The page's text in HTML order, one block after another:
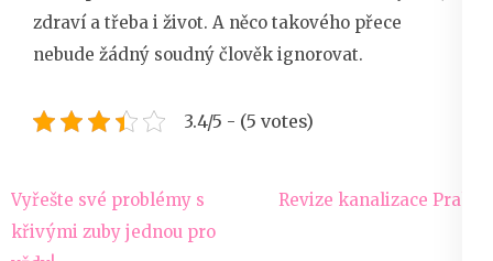
zdraví a třeba i život. A něco takového přece
nebude žádný soudný člověk ignorovat.
3.4/5 - (5 votes)
Navigace
pro
Vyřešte své problémy s
křivými zuby jednou pro
Revize kanalizace Praha